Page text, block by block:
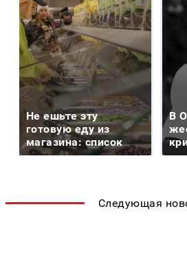
Не ешьте эту
готовую еду из
магазина: список
В
Следующая